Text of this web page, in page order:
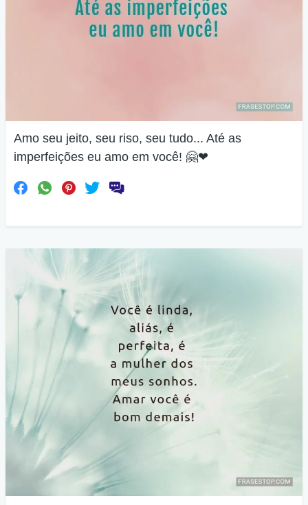
Amo seu jeito, seu riso, seu tudo... Até as
imperfeições eu amo em você! 🤗❤